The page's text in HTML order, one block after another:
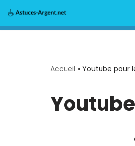
Aller
Accueil » Youtube pour